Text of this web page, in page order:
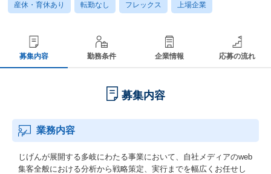
産休・育休あり 転勤なし フレックス 上場企業
募集内容 勤務条件 企業情報 応募の流れ
募集内容
業務内容
じげんが展開する多岐にわたる事業において、自社メディアのweb
集客全般における分析から戦略策定、実行までを幅広くお任せし